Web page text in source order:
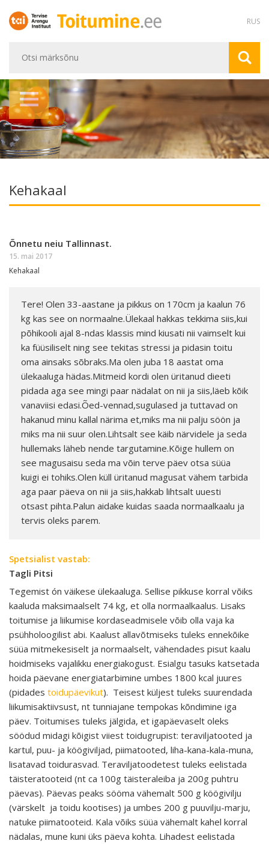
RUS
Kehakaal
Õnnetu neiu Tallinnast.
15. mai 2017
Kehakaal
Tere! Olen 33-aastane ja pikkus on 170cm ja kaalun 76
kg kas see on normaalne.Ülekaal hakkas tekkima siis,kui
põhikooli ajal 8-ndas klassis mind kiusati nii vaimselt kui
ka füüsiliselt ning see tekitas stressi ja pidasin toitu
oma ainsaks sõbraks.Ma olen juba 18 aastat oma
ülekaaluga hädas.Mitmeid kordi olen üritanud dieeti
pidada aga see mingi paar nädalat on nii ja siis,läeb kõik
vanaviisi edasi.Õed-vennad,sugulased ja tuttavad on
hakanud minu kallal närima et,miks ma nii palju söön ja
miks ma nii suur olen.Lihtsalt see käib närvidele ja seda
hullemaks läheb nende targutamine.Kõige hullem on
see magusaisu seda ma võin terve päev otsa süüa
kuigi ei tohiks.Olen küll üritanud magusat vähem tarbida
aga paar päeva on nii ja siis,hakkab lihtsalt uuesti
otsast pihta.Palun aidake kuidas saada normaalkaalu ja
tervis oleks parem.
Spetsialist vastab:
Tagli Pitsi
Tegemist ón väikese ülekaaluga. Sellise pikkuse korral võiks
kaaluda maksimaalselt 74 kg, et olla normaalkaalus. Lisaks
toitumise ja liikumise kordaseadmisele võib olla vaja ka
psühholoogilist abi. Kaalust allavõtmiseks tuleks ennekõike
süüa mitmekesiselt ja normaalselt, vähendades pisut kaalu
hoidmiseks vajalikku energiakogust. Esialgu tasuks katsetada
hoida päevane energiatarbimine umbes 1800 kcal juures
(pidades toidupäevikut). Teisest küljest tuleks suurendada
liikumisaktiivsust, nt tunniajane tempokas kõndimine iga
päev. Toitumises tuleks jälgida, et igapäevaselt oleks
söödud midagi kõigist viiest toidugrupist: teraviljatooted ja
kartul, puu- ja köögiviljad, piimatooted, liha-kana-kala-muna,
lisatavad toidurasvad. Teraviljatoodetest tuleks eelistada
täisteratooteid (nt ca 100g täisteraleiba ja 200g puhtru
päevas). Päevas peaks sööma vähemalt 500 g köögivilju
(värskelt ja toidu kootises) ja umbes 200 g puuvilju-marju,
natuke piimatooteid. Kala võiks süüa vähemalt kahel korral
nädalas, mune kuni üks päeva kohta. Lihadest eelistada